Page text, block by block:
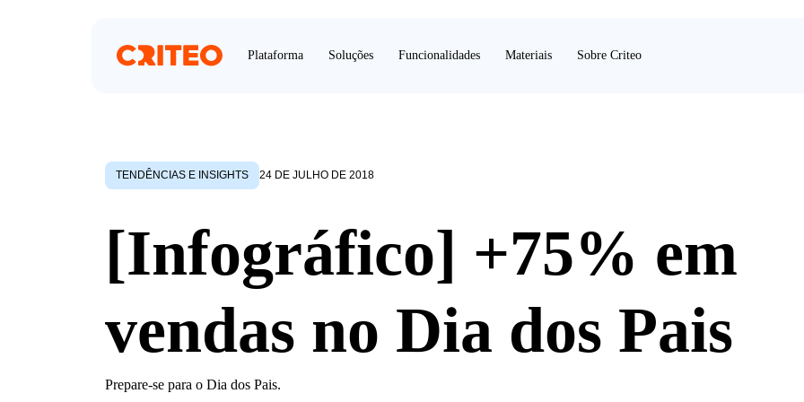
Plataforma Soluções Funcionalidades Materiais Sobre Criteo
TENDÊNCIAS E INSIGHTS 24 DE JULHO DE 2018
[Infográfico] +75% em
vendas no Dia dos Pais
Prepare-se para o Dia dos Pais.